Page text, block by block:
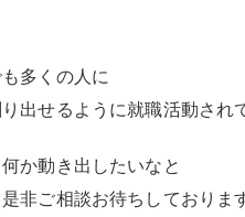
多くの人に
出せるように就職活動され
か動き出したいなと
非ご相談お待ちしておりま